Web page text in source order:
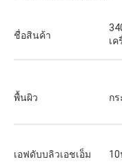
ชื่อสินค้า
เ
พื้นผิว ก
เอฟดับบลิวเอชเอ็ม